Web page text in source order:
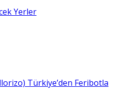
Yerler
Türkiye’den Feribotla